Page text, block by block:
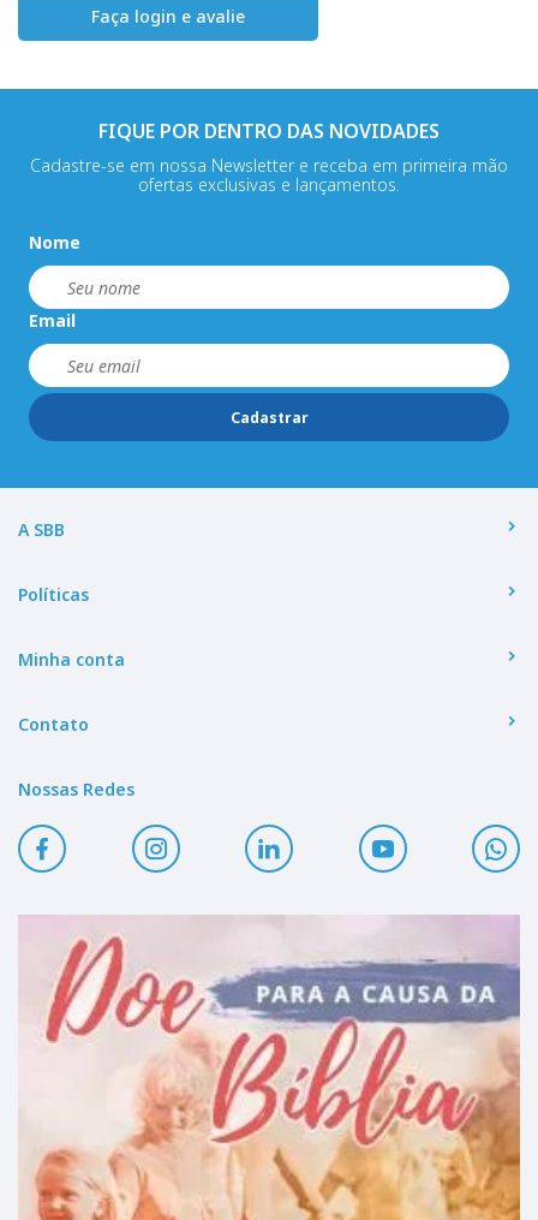
Faça login e avalie
FIQUE POR DENTRO DAS NOVIDADES
Cadastre-se em nossa Newsletter e receba em primeira mão
ofertas exclusivas e lançamentos.
Nome
Email
Cadastrar
A SBB
Políticas
Minha conta
Contato
Nossas Redes